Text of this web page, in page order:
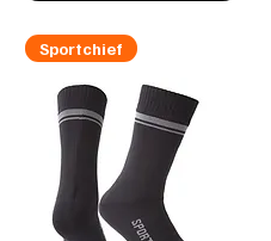
Sportchief